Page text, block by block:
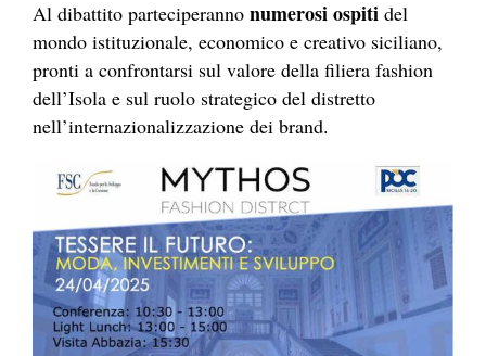
Al dibattito parteciperanno numerosi ospiti del
mondo istituzionale, economico e creativo siciliano,
pronti a confrontarsi sul valore della filiera fashion
dell’Isola e sul ruolo strategico del distretto
nell’internazionalizzazione dei brand.